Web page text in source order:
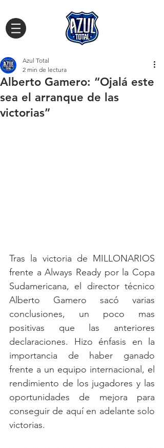
Alberto Gamero: “Ojalá este
sea el arranque de las
victorias”
Azul Total
2 min de lectura
Tras la victoria de MILLONARIOS
frente a Always Ready por la Copa
Sudamericana, el director técnico
Alberto Gamero sacó varias
conclusiones, un poco mas
positivas que las anteriores
declaraciones. Hizo énfasis en la
importancia de haber ganado
frente a un equipo internacional, el
rendimiento de los jugadores y las
oportunidades de mejora para
conseguir de aquí en adelante solo
victorias.